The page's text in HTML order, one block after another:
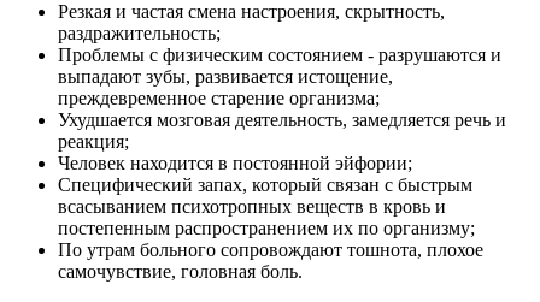
Резкая и частая смена настроения, скрытность,
раздражительность;
Проблемы с физическим состоянием - разрушаются и
выпадают зубы, развивается истощение,
преждевременное старение организма;
Ухудшается мозговая деятельность, замедляется речь и
реакция;
Человек находится в постоянной эйфории;
Специфический запах, который связан с быстрым
всасыванием психотропных веществ в кровь и
постепенным распространением их по организму;
По утрам больного сопровождают тошнота, плохое
самочувствие, головная боль.